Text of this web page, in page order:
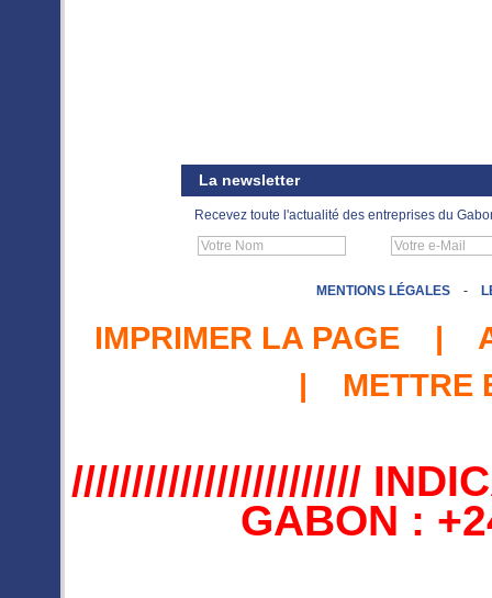
La newsletter
Recevez toute l'actualité des entreprises du
MENTIONS LÉGALES -
IMPRIMER LA PAGE|
| METTRE
////////////////////////
GABON :